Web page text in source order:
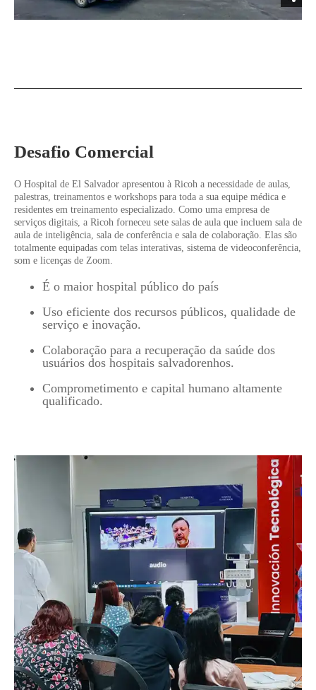
Desafio Comercial
O Hospital de El Salvador apresentou à Ricoh a necessidade de aulas,
palestras, treinamentos e workshops para toda a sua equipe médica e
residentes em treinamento especializado. Como uma empresa de
serviços digitais, a Ricoh forneceu sete salas de aula que incluem sala de
aula de inteligência, sala de conferência e sala de colaboração. Elas são
totalmente equipadas com telas interativas, sistema de videoconferência,
som e licenças de Zoom.
É o maior hospital público do país
Uso eficiente dos recursos públicos, qualidade de
serviço e inovação.
Colaboração para a recuperação da saúde dos
usuários dos hospitais salvadorenhos.
Comprometimento e capital humano altamente
qualificado.